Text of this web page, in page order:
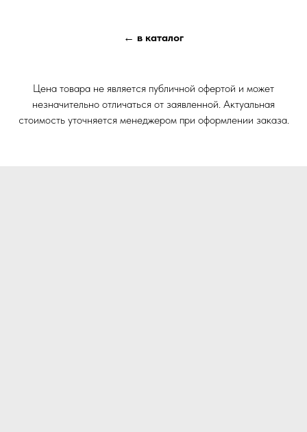
← в каталог
Цена товара не является публичной офертой и может
незначительно отличаться от заявленной. Актуальная
стоимость уточняется менеджером при оформлении заказа.